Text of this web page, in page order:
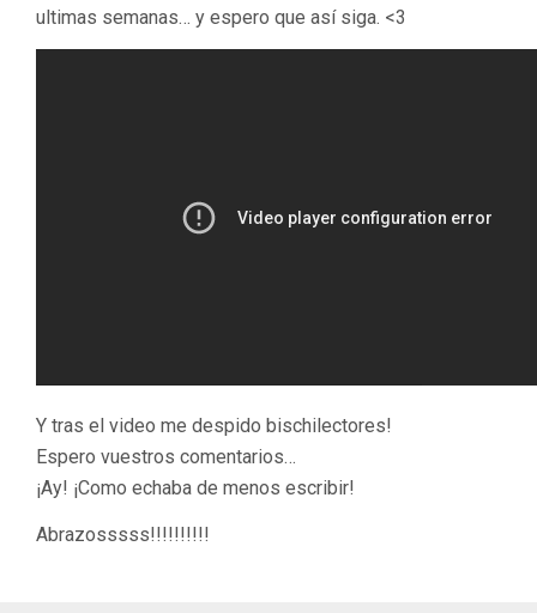
ultimas semanas… y espero que así siga. <3
Y tras el video me despido bischilectores!
Espero vuestros comentarios…
¡Ay! ¡Como echaba de menos escribir!
Abrazosssss!!!!!!!!!!